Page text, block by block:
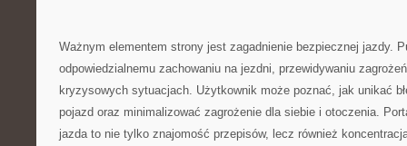
Ważnym elementem strony jest zagadnienie bezpiecznej jazdy.
odpowiedzialnemu zachowaniu na jezdni, przewidywaniu
kryzysowych sytuacjach. Użytkownik może poznać, jak unikać
pojazd oraz minimalizować zagrożenie dla siebie i otoczenia.
jazda to nie tylko znajomość przepisów, lecz również